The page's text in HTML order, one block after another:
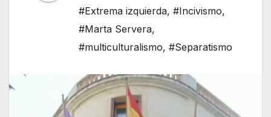
#Extrema izquierda, #Incivismo,
#Marta Servera,
#multiculturalismo, #Separatismo